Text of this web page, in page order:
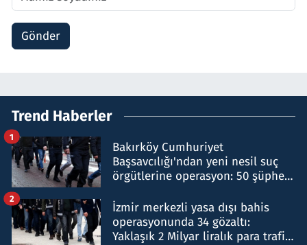
Gönder
Trend Haberler
Bakırköy Cumhuriyet
Başsavcılığı'ndan yeni nesil suç
örgütlerine operasyon: 50 şüpheli
1
İzmir merkezli yasa dışı bahis
operasyonunda 34 gözaltı:
Yaklaşık 2 Milyar liralık para trafiği
2